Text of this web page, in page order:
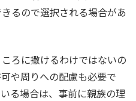
るので選択される場合があ
ろに撒けるわけではないの
や周りへの配慮も必要で
る場合は、事前に親族の理